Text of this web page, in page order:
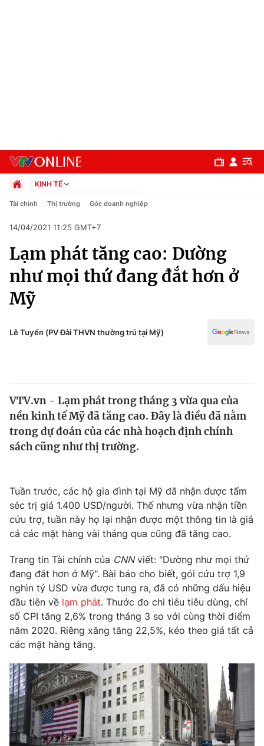
Chuyên mục
Chính trị
Xã hội
Pháp luật
Thế giới
Tin tức
Thế giới đó đây
Kinh tế
Thị trường
Góc doanh nghiệp
Truyền hình
Phim VTV
Hậu trường
Nhân vật
Khán giả
Giải sao mai
Giải trí
Điện ảnh
Âm nhạc
Sao
Đời sống
Du lịch
Làm đẹp
Chất lượng cuộc sống
Giáo dục
Tuyển sinh
Công nghệ
Hitech Công nghệ tương lai
Sản phẩm
Thị trường
Tư vấn
Giao lưu trực tuyến
Lịch phát sóng
KINH TẾ
Chính trị
Pháp luật
Kinh tế
Thể thao
Truyền hình
Công nghệ
Tài chính Thị trường Góc doanh nghiệp
14/04/2021 11:25 GMT+7
Lạm phát tăng cao: Dường
như mọi thứ đang đắt hơn ở
Mỹ
Lê Tuyển (PV Đài THVN thường trú tại Mỹ)
VTV.vn - Lạm phát trong tháng 3 vừa qua của
nền kinh tế Mỹ đã tăng cao. Đây là điều đã nằm
trong dự đoán của các nhà hoạch định chính
sách cũng như thị trường.
Tuần trước, các hộ gia đình tại Mỹ đã nhận được tấm
séc trị giá 1.400 USD/người. Thế nhưng vừa nhận tiền
cứu trợ, tuần này họ lại nhận được một thông tin là giá
cả các mặt hàng vài tháng qua cũng đã tăng cao.
Trang tin Tài chính của CNNviết: "Dường như mọi thứ
đang đắt hơn ở Mỹ". Bài báo cho biết, gói cứu trợ 1,9
nghìn tỷ USD vừa được tung ra, đã có những dấu hiệu
đầu tiên về lạm phát. Thước đo chi tiêu tiêu dùng, chỉ
số CPI tăng 2,6% trong tháng 3 so với cùng thời điểm
năm 2020. Riêng xăng tăng 22,5%, kéo theo giá tất cả
các mặt hàng tăng.